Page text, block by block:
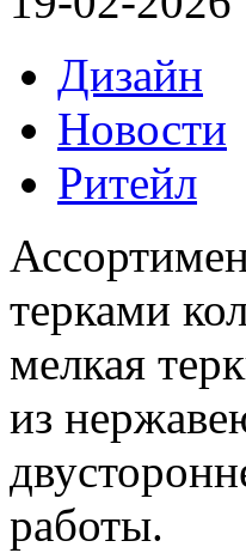
Дизайн
Новости
Ритейл
терками
мелкая
из
работы.